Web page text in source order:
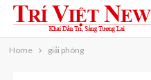
Home giải phóng